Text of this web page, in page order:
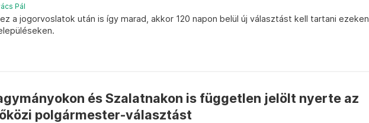
Pál
a jogorvoslatok után is így marad, akkor 120 napon belül új választást kell tartani ezeken
és Szalatnakon is független jelölt nyerte az
polgármester-választást